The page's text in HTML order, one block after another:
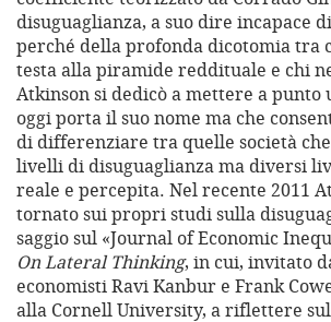
disuguaglianza, a suo dire incapace
perché della profonda dicotomia tra
testa alla piramide reddituale e chi
Atkinson si dedicò a mettere a punto
oggi porta il suo nome ma che
di differenziare tra quelle società
livelli di disuguaglianza ma diversi
reale e percepita. Nel recente 2011
tornato sui propri studi sulla
saggio sul «Journal of Economic
On Lateral Thinking, in cui, invitato
economisti Ravi Kanbur e Frank
alla Cornell University, a riflettere